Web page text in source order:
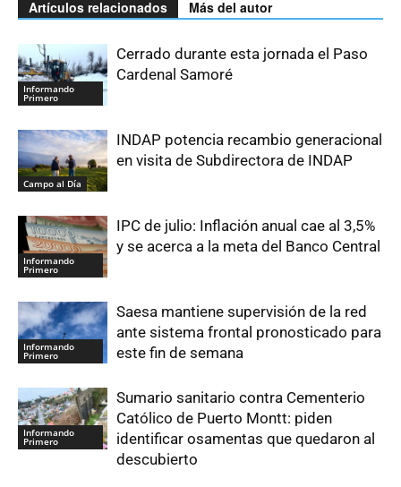
Artículos relacionados Más del autor
Informando
Primero
Cerrado durante esta jornada el Paso
Cardenal Samoré
Campo al Día
INDAP potencia recambio generacional
en visita de Subdirectora de INDAP
Informando
Primero
IPC de julio: Inflación anual cae al 3,5%
y se acerca a la meta del Banco Central
Informando
Primero
Saesa mantiene supervisión de la red
ante sistema frontal pronosticado para
este fin de semana
Informando
Primero
Sumario sanitario contra Cementerio
Católico de Puerto Montt: piden
identificar osamentas que quedaron al
descubierto